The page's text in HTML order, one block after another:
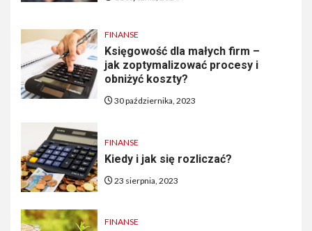
FINANSE
Księgowość dla małych firm –
jak zoptymalizować procesy i
obniżyć koszty?
30 października, 2023
FINANSE
Kiedy i jak się rozliczać?
23 sierpnia, 2023
FINANSE